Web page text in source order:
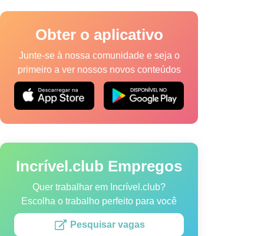
Obter o aplicativo
Junte-se à nossa comunidade e seja o
primeiro a ver nossos novos conteúdos
Incrível.club Empregos
Quer trabalhar em Incrível.club?
Escolha o trabalho perfeito para você
Pesquisar vagas
de Cookies Termos de Serviço
Mapa do site